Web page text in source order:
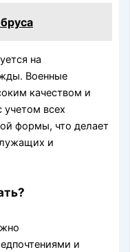
на
Военные
качеством и
учетом всех
формы, что делает
и
и